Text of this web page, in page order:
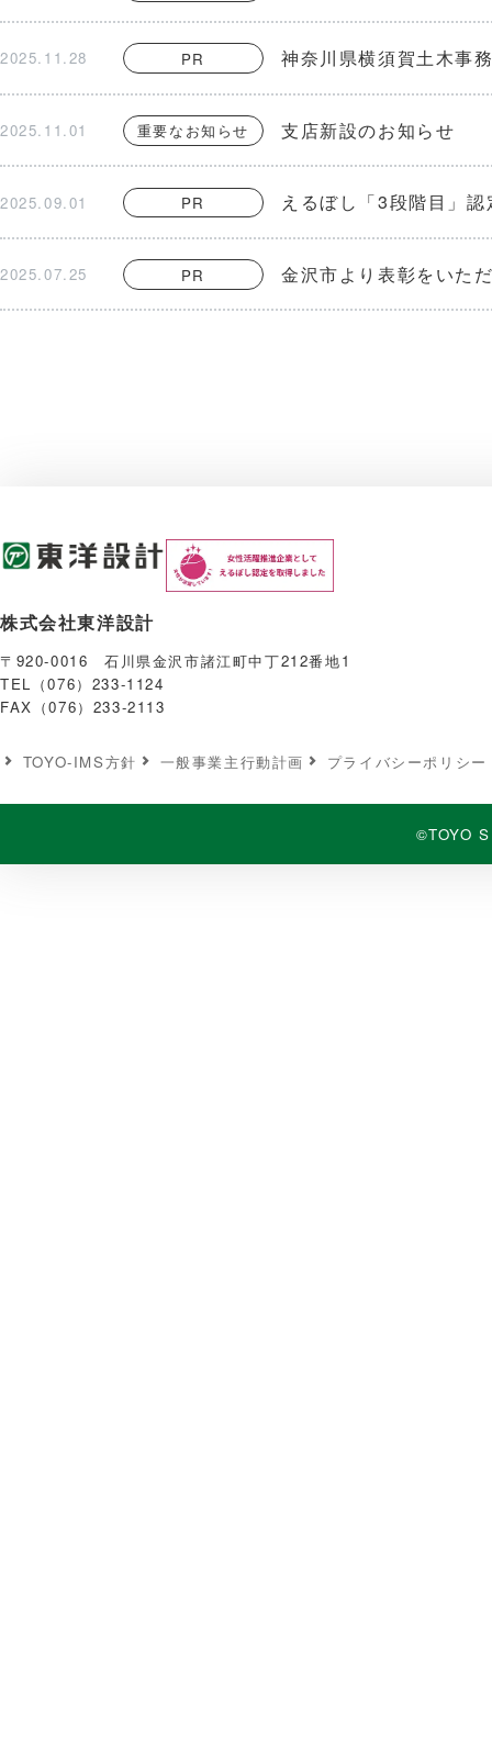
2025.11.28 PR 神奈川県横須賀土木事
2025.11.01 重要なお知らせ 支店新設のお知らせ
2025.09.01 PR えるぼし「3段階目」
2025.07.25 PR 金沢市より表彰をいた
株式会社東洋設計
〒920-0016 石川県金沢市諸江町中丁212番地1
TEL（076）233-1124
FAX（076）233-2113
TOYO-IMS⽅針 ⼀般事業主⾏動計画 プライバシーポリシー
©TOYO